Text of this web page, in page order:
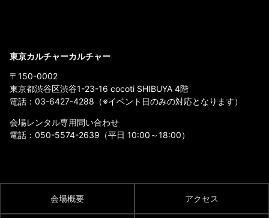
東京カルチャーカルチャー
〒150-0002
東京都渋谷区渋谷1-23-16 cocoti SHIBUYA 4階
電話： 03-6427-4288 （※イベント日のみの対応となります）
会場レンタル専用問い合わせ
電話： 050-5574-2639 （平日 10:00～18:00）
会場概要 アクセス